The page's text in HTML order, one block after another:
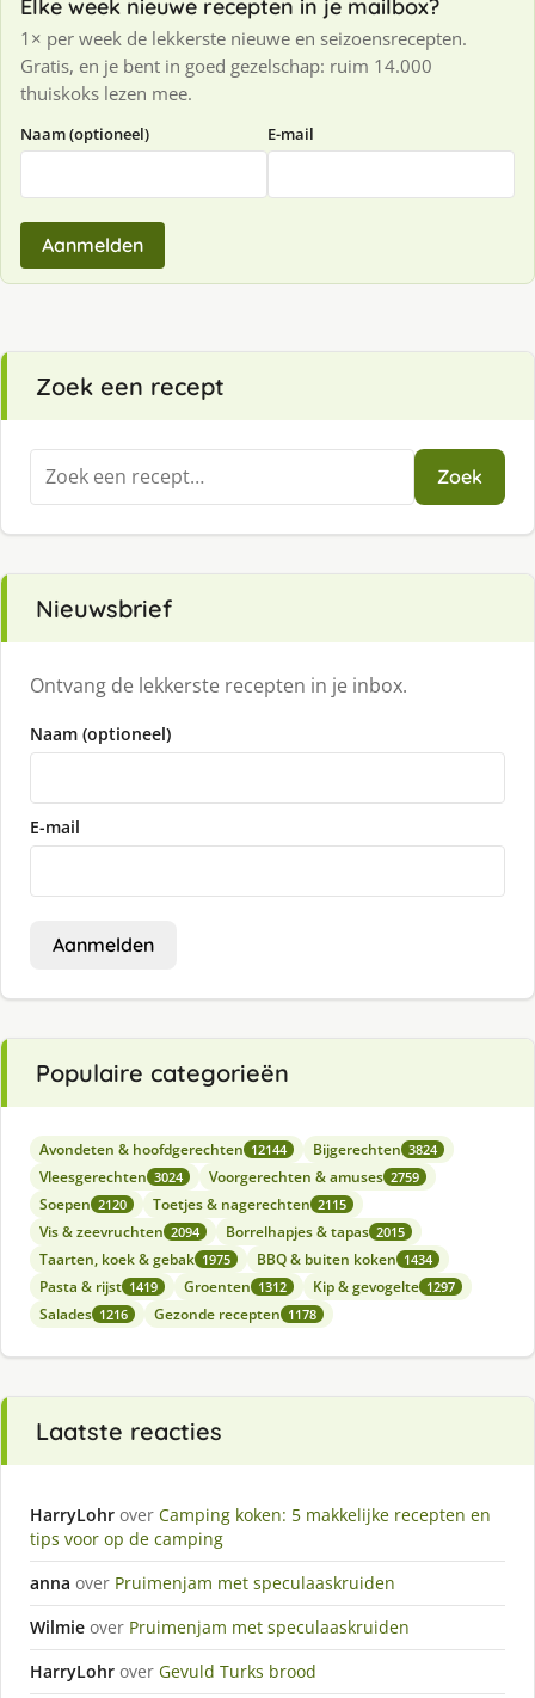
Elke week nieuwe recepten in je mailbox?
1× per week de lekkerste nieuwe en seizoensrecepten.
Gratis, en je bent in goed gezelschap: ruim 14.000
thuiskoks lezen mee.
Naam (optioneel) E-mail
Aanmelden
Zoek een recept
Zoeken
naar:
Zoek
Nieuwsbrief
Ontvang de lekkerste recepten in je inbox.
Naam (optioneel)
E-mail
Aanmelden
Populaire categorieën
Avondeten & hoofdgerechten 12144 Bijgerechten 3824
Vleesgerechten 3024 Voorgerechten & amuses 2759
Soepen 2120 Toetjes & nagerechten 2115
Vis & zeevruchten 2094 Borrelhapjes & tapas 2015
Taarten, koek & gebak 1975 BBQ & buiten koken 1434
Pasta & rijst 1419 Groenten 1312 Kip & gevogelte 1297
Salades 1216 Gezonde recepten 1178
Laatste reacties
HarryLohr over Camping koken: 5 makkelijke recepten en
tips voor op de camping
anna over Pruimenjam met speculaaskruiden
Wilmie over Pruimenjam met speculaaskruiden
HarryLohr over Gevuld Turks brood